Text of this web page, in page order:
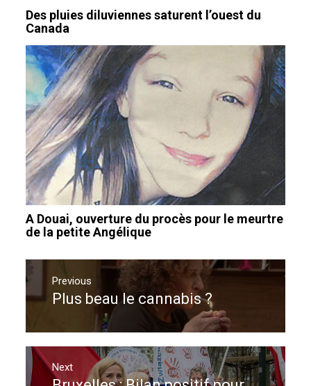
Des pluies diluviennes saturent l’ouest du
Canada
A Douai, ouverture du procès pour le meurtre
de la petite Angélique
Navigation
de
l’article
Previous
Previous
Plus beau le cannabis ?
Next
Next